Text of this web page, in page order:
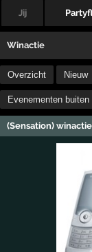
Jij
Winactie
Overzicht Nieuw
Evenementen buiten
(Sensation) winactie